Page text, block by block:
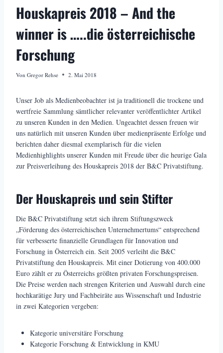
Houskapreis 2018 – And the
winner is …..die österreichische
Forschung
Von Gregor Rehse 2. Mai 2018
Unser Job als Medienbeobachter ist ja traditionell die trockene und
wertfreie Sammlung sämtlicher relevanter veröffentlichter Artikel
zu unseren Kunden in den Medien. Ungeachtet dessen freuen wir
uns natürlich mit unseren Kunden über medienpräsente Erfolge und
berichten daher diesmal exemplarisch für die vielen
Medienhighlights unserer Kunden mit Freude über die heurige Gala
zur Preisverleihung des Houskapreis 2018 der B&C Privatstiftung.
Der Houskapreis und sein Stifter
Die B&C Privatstiftung setzt sich ihrem Stiftungszweck
„Förderung des österreichischen Unternehmertums“ entsprechend
für verbesserte finanzielle Grundlagen für Innovation und
Forschung in Österreich ein. Seit 2005 verleiht die B&C
Privatstiftung den Houskapreis. Mit einer Dotierung von 400.000
Euro zählt er zu Österreichs größten privaten Forschungspreisen.
Die Preise werden nach strengen Kriterien und Auswahl durch eine
hochkarätige Jury und Fachbeiräte aus Wissenschaft und Industrie
in zwei Kategorien vergeben:
Kategorie universitäre Forschung
Kategorie Forschung & Entwicklung in KMU